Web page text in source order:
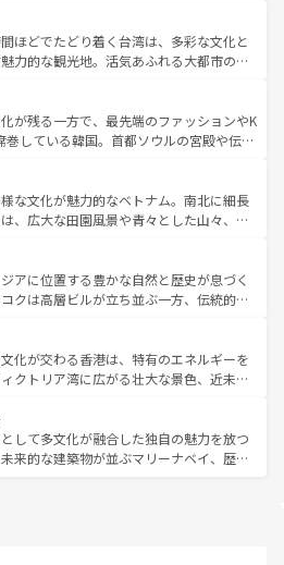
ーカルフードやハワイアンミュージッ
ダンスなど、すべてがハワイの魅力を彩
たびに新しい発見と感動が待っているハ
中央部にそびえるウルル（エアーズロッ
の美しい原生林やケアンズの熱帯雨林な
くさん。また、カフェやワイン、オージ
ティも充実しており、サーフィンやダイ
グなど、アウトドア好きにはたまらな
アの多彩な魅力を存分に味わいつくそ
ほどでたどり着く台湾は、多彩な文化と
力的な観光地。活気あふれる大都市の台
岳地帯である台湾東部など、都市の喧騒
共存しており、訪れる人に新しい発見と
くれる。また、奥深い台湾の食文化も魅
のスイーツなど、バラエティ豊かな料理
わえる。 なお、新着の台湾情報は コンテンツ一覧を参
が残る一方で、最先端のファッションやK
巻している韓国。首都ソウルの宮殿や伝統
ばせば四季折々の自然美を楽しむことが
キムチや焼肉、絶品のストリートフード
韓国料理が待っている。夜には、韓国な
がら、韓国の多彩な魅力を心ゆくまで味
わってみてほしい。 なお、新着の韓国情報はコンテンツ一
い。
な文化が魅力的なベトナム。南北に細長
、広大な田園風景や青々とした山々、世
伝統が息づく。ハノイの古い町並みやホ
ンス統治時代の建物も、独特の雰囲気を
また、バラエティの豊かさとおいしさで
インミー、ベトナムコーヒーなどは、ぜ
い。どの地域を訪れてもあたたかい人々
くれるので、きっと忘れられない旅にな
アに位置する豊かな自然と歴史が息づく
クは高層ビルが立ち並ぶ一方、伝統的な
いる。北部ではチェンマイなどの山岳地
い、南部ではプーケットやクラビの美し
ト気分を楽しむことができる。タイ料理
年中温暖で、どの季節にも異なる楽しみ
しみやすいタイの人々、仏教を中心とし
様な観光資源が、訪れる旅人を魅了し続
化が交わる香港は、特有のエネルギーを
クトリア湾に広がる壮大な景色、近未来
も感動するはず。観光スポットが密集し
見どころを回れるのも魅力。息をのむよ
的な体験まで、香港を存分に楽しみ尽く
して多文化が融合した独自の魅力を放つ
来的な建築物が並ぶマリーナベイ、歴史